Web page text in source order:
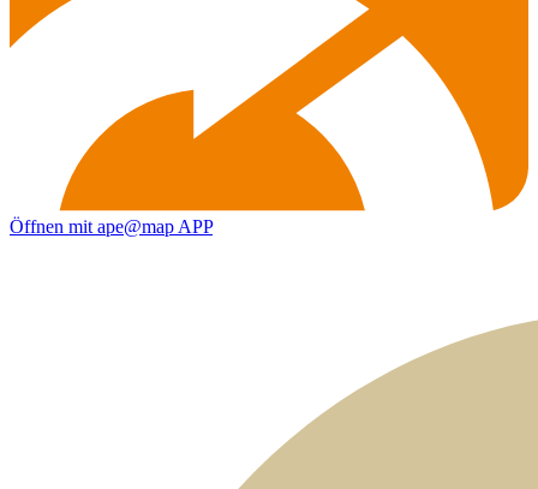
Öffnen mit ape@map APP